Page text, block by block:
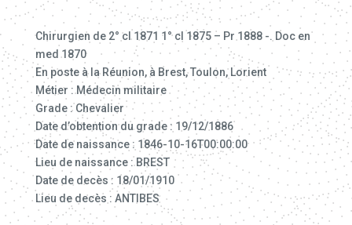
Chirurgien de 2° cl 1871 1° cl 1875 – Pr 1888 -. Doc en
med 1870
En poste à la Réunion, à Brest, Toulon, Lorient
Métier : Médecin militaire
Grade : Chevalier
Date d’obtention du grade : 19/12/1886
Date de naissance : 1846-10-16T00:00:00
Lieu de naissance : BREST
Date de decès : 18/01/1910
Lieu de decès : ANTIBES